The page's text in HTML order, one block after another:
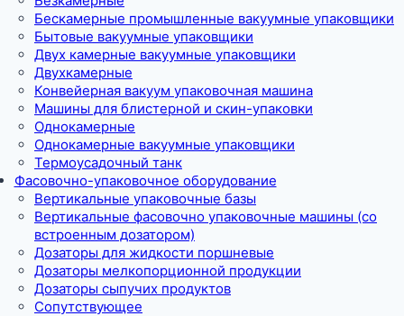
Бескамерные промышленные вакуумные упаковщики
Бытовые вакуумные упаковщики
Двух камерные вакуумные упаковщики
Двухкамерные
Конвейерная вакуум упаковочная машина
Машины для блистерной и скин-упаковки
Однокамерные
Однокамерные вакуумные упаковщики
Термоусадочный танк
Фасовочно-упаковочное оборудование
Вертикальные упаковочные базы
Вертикальные фасовочно упаковочные машины (со
встроенным дозатором)
Дозаторы для жидкости поршневые
Дозаторы мелкопорционной продукции
Дозаторы сыпучих продуктов
Сопутствующее